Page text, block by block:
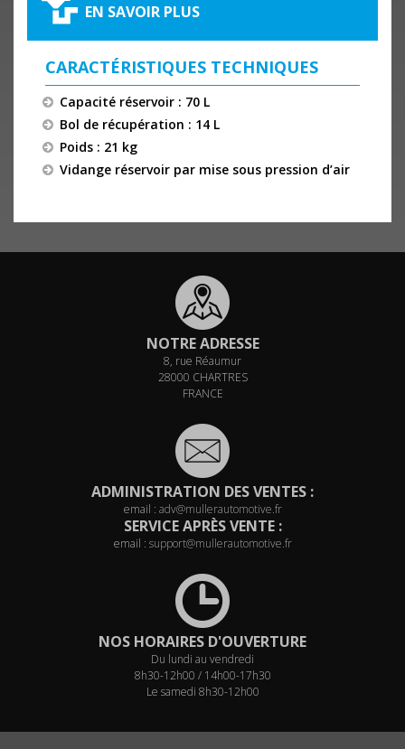
EN SAVOIR PLUS
CARACTÉRISTIQUES TECHNIQUES
Capacité réservoir : 70 L
Bol de récupération : 14 L
Poids : 21 kg
Vidange réservoir par mise sous pression d’air
NOTRE ADRESSE
8, rue Réaumur
28000 CHARTRES
FRANCE
ADMINISTRATION DES VENTES :
email : adv@mullerautomotive.fr
SERVICE APRÈS VENTE :
email : support@mullerautomotive.fr
NOS HORAIRES D'OUVERTURE
Du lundi au vendredi
8h30-12h00 / 14h00-17h30
Le samedi 8h30-12h00